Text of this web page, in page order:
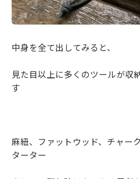
中身を全て出してみると、
見た目以上に多くのツールが収
す
麻紐、ファットウッド、チャー
ターター